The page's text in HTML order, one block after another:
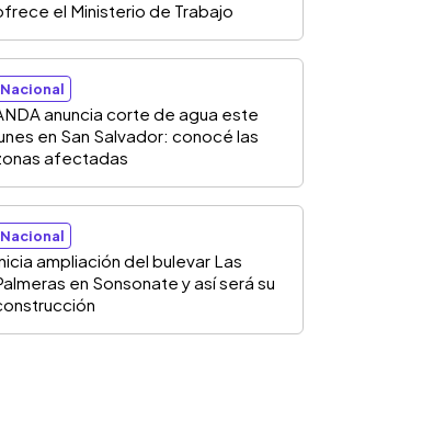
el Ministerio de Trabajo
Nacional
anuncia corte de agua este
en San Salvador: conocé las
afectadas
Nacional
ampliación del bulevar Las
en Sonsonate y así será su